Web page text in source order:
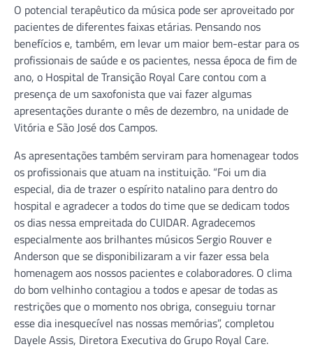
O potencial terapêutico da música pode ser aproveitado por
pacientes de diferentes faixas etárias. Pensando nos
benefícios e, também, em levar um maior bem-estar para os
profissionais de saúde e os pacientes, nessa época de fim de
ano, o Hospital de Transição Royal Care contou com a
presença de um saxofonista que vai fazer algumas
apresentações durante o mês de dezembro, na unidade de
Vitória e São José dos Campos.
As apresentações também serviram para homenagear todos
os profissionais que atuam na instituição. “Foi um dia
especial, dia de trazer o espírito natalino para dentro do
hospital e agradecer a todos do time que se dedicam todos
os dias nessa empreitada do CUIDAR. Agradecemos
especialmente aos brilhantes músicos Sergio Rouver e
Anderson que se disponibilizaram a vir fazer essa bela
homenagem aos nossos pacientes e colaboradores. O clima
do bom velhinho contagiou a todos e apesar de todas as
restrições que o momento nos obriga, conseguiu tornar
esse dia inesquecível nas nossas memórias”, completou
Dayele Assis, Diretora Executiva do Grupo Royal Care.